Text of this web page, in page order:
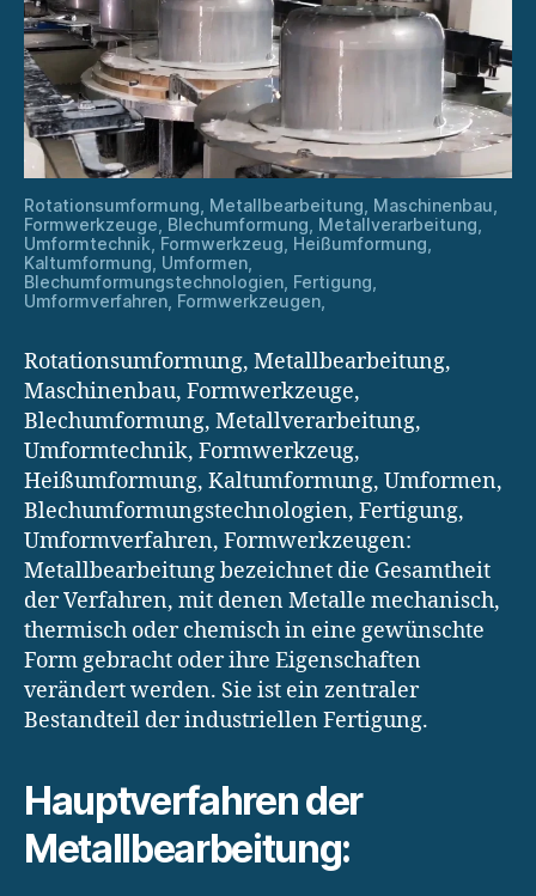
Rotationsumformung, Metallbearbeitung, Maschinenbau,
Formwerkzeuge, Blechumformung, Metallverarbeitung,
Umformtechnik, Formwerkzeug, Heißumformung,
Kaltumformung, Umformen,
Blechumformungstechnologien, Fertigung,
Umformverfahren, Formwerkzeugen,
Rotationsumformung, Metallbearbeitung,
Maschinenbau, Formwerkzeuge,
Blechumformung, Metallverarbeitung,
Umformtechnik, Formwerkzeug,
Heißumformung, Kaltumformung, Umformen,
Blechumformungstechnologien, Fertigung,
Umformverfahren, Formwerkzeugen:
Metallbearbeitung bezeichnet die Gesamtheit
der Verfahren, mit denen Metalle mechanisch,
thermisch oder chemisch in eine gewünschte
Form gebracht oder ihre Eigenschaften
verändert werden. Sie ist ein zentraler
Bestandteil der industriellen Fertigung.
Hauptverfahren der
Metallbearbeitung: